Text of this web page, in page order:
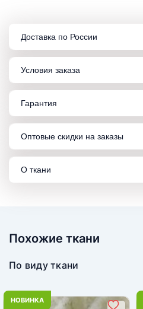
Доставка по России
Условия заказа
Гарантия
Оптовые скидки на заказы
О ткани
Похожие ткани
По виду ткани
НОВИНКА